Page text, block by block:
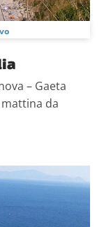
– Gaeta
da